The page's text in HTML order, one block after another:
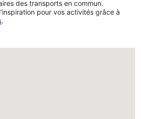
des transports en commun.
pour vos activités grâce à
.